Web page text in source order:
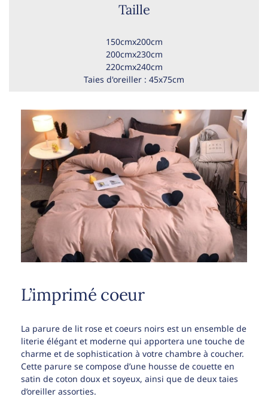
Taille
150cmx200cm
200cmx230cm
220cmx240cm
Taies d'oreiller : 45x75cm
L’imprimé coeur
La parure de lit rose et coeurs noirs est un ensemble de
literie élégant et moderne qui apportera une touche de
charme et de sophistication à votre chambre à coucher.
Cette parure se compose d’une housse de couette en
satin de coton doux et soyeux, ainsi que de deux taies
d’oreiller assorties.